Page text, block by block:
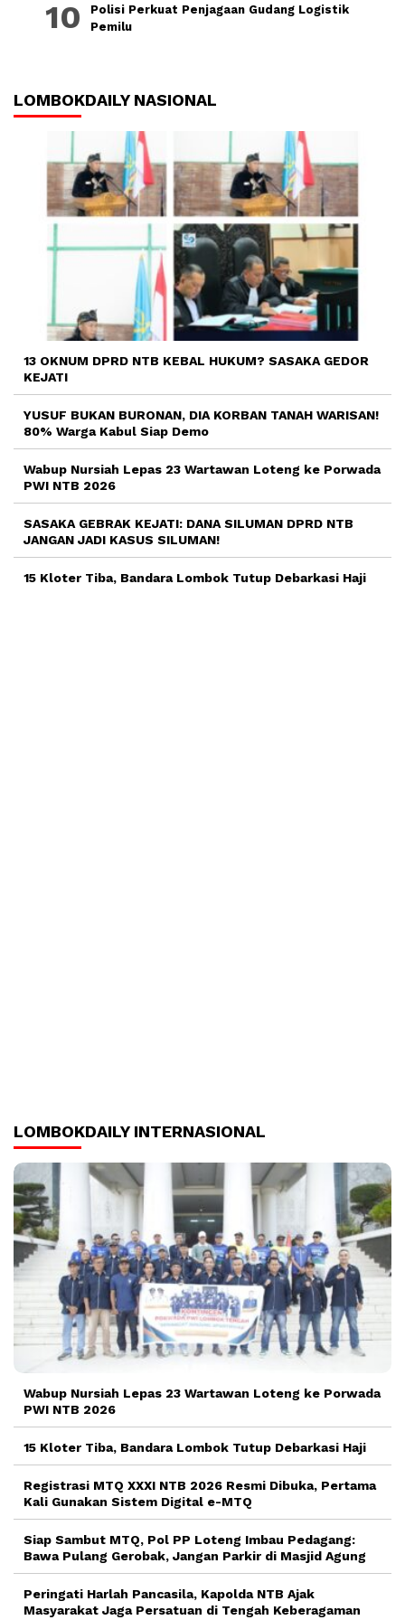
Polisi Perkuat Penjagaan Gudang Logistik
Pemilu
LOMBOKDAILY NASIONAL
13 OKNUM DPRD NTB KEBAL HUKUM? SASAKA GEDOR
KEJATI
YUSUF BUKAN BURONAN, DIA KORBAN TANAH WARISAN!
80% Warga Kabul Siap Demo
Wabup Nursiah Lepas 23 Wartawan Loteng ke Porwada
PWI NTB 2026
SASAKA GEBRAK KEJATI: DANA SILUMAN DPRD NTB
JANGAN JADI KASUS SILUMAN!
15 Kloter Tiba, Bandara Lombok Tutup Debarkasi Haji
LOMBOKDAILY INTERNASIONAL
Wabup Nursiah Lepas 23 Wartawan Loteng ke Porwada
PWI NTB 2026
15 Kloter Tiba, Bandara Lombok Tutup Debarkasi Haji
Registrasi MTQ XXXI NTB 2026 Resmi Dibuka, Pertama
Kali Gunakan Sistem Digital e-MTQ
Siap Sambut MTQ, Pol PP Loteng Imbau Pedagang:
Bawa Pulang Gerobak, Jangan Parkir di Masjid Agung
Peringati Harlah Pancasila, Kapolda NTB Ajak
Masyarakat Jaga Persatuan di Tengah Keberagaman